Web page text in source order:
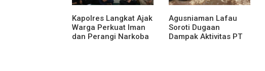
Kapolres Langkat Ajak
Warga Perkuat Iman
dan Perangi Narkoba
Agusniaman Lafau
Soroti Dugaan
Dampak Aktivitas PT